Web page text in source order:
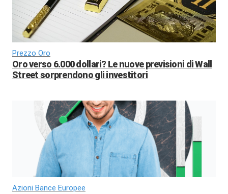
Prezzo Oro
Oro verso 6.000 dollari? Le nuove previsioni di Wall
Street sorprendono gli investitori
Azioni Bance Europee